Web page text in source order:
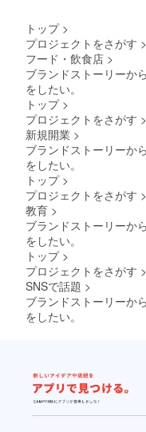
トップ >
プロジェクトをさがす >
フード・飲食店 >
ブランドストーリーか
をしたい。
トップ >
プロジェクトをさがす >
新規開業 >
ブランドストーリーか
をしたい。
トップ >
プロジェクトをさがす >
教育 >
ブランドストーリーか
をしたい。
トップ >
プロジェクトをさがす >
SNSで話題 >
ブランドストーリーか
をしたい。